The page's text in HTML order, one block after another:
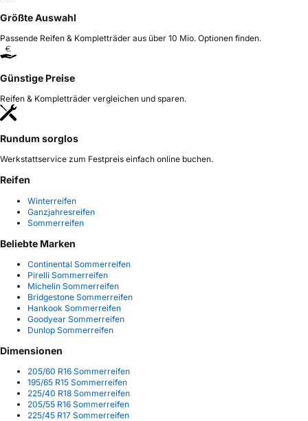
Größte Auswahl
Passende Reifen & Kompletträder aus über 10 Mio. Optionen finden.
Günstige Preise
Reifen & Kompletträder vergleichen und sparen.
Rundum sorglos
Werkstattservice zum Festpreis einfach online buchen.
Reifen
Winterreifen
Ganzjahresreifen
Sommerreifen
Beliebte Marken
Continental Sommerreifen
Pirelli Sommerreifen
Michelin Sommerreifen
Bridgestone Sommerreifen
Hankook Sommerreifen
Goodyear Sommerreifen
Dunlop Sommerreifen
Dimensionen
205/60 R16 Sommerreifen
195/65 R15 Sommerreifen
225/40 R18 Sommerreifen
205/55 R16 Sommerreifen
225/45 R17 Sommerreifen